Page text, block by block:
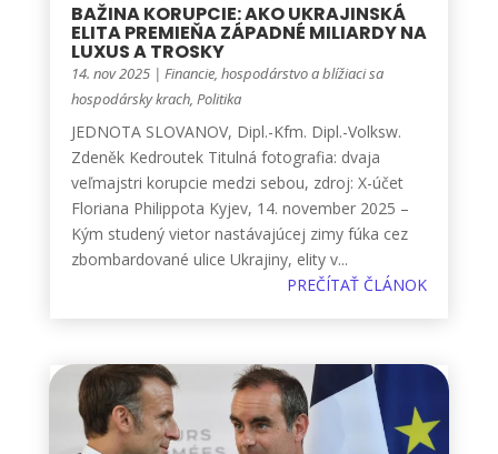
BAŽINA KORUPCIE: AKO UKRAJINSKÁ
ELITA PREMIEŇA ZÁPADNÉ MILIARDY NA
LUXUS A TROSKY
14. nov 2025| Financie, hospodárstvo a blížiaci sa
hospodársky krach, Politika
JEDNOTA SLOVANOV, Dipl.-Kfm. Dipl.-Volksw.
Zdeněk Kedroutek Titulná fotografia: dvaja
veľmajstri korupcie medzi sebou, zdroj: X-účet
Floriana Philippota Kyjev, 14. november 2025 –
Kým studený vietor nastávajúcej zimy fúka cez
zbombardované ulice Ukrajiny, elity v...
PREČÍTAŤ ČLÁNOK